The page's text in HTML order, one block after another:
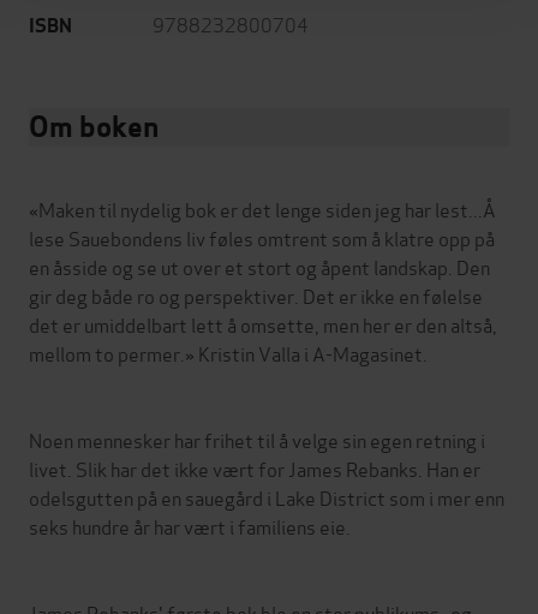
ISBN 9788232800704
Om boken
«Maken til nydelig bok er det lenge siden jeg har lest...Å
lese Sauebondens liv føles omtrent som å klatre opp på
en åsside og se ut over et stort og åpent landskap. Den
gir deg både ro og perspektiver. Det er ikke en følelse
det er umiddelbart lett å omsette, men her er den altså,
mellom to permer.» Kristin Valla i A-Magasinet.
Noen mennesker har frihet til å velge sin egen retning i
livet. Slik har det ikke vært for James Rebanks. Han er
odelsgutten på en sauegård i Lake District som i mer enn
seks hundre år har vært i familiens eie.